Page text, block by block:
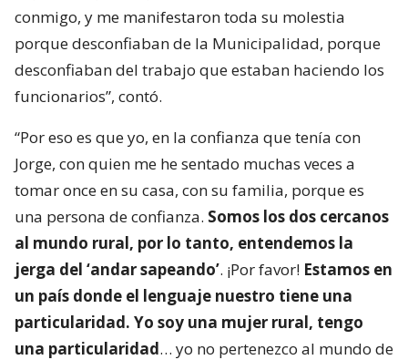
conmigo, y me manifestaron toda su molestia
porque desconfiaban de la Municipalidad, porque
desconfiaban del trabajo que estaban haciendo los
funcionarios”, contó.
“Por eso es que yo, en la confianza que tenía con
Jorge, con quien me he sentado muchas veces a
tomar once en su casa, con su familia, porque es
una persona de confianza. Somos los dos cercanos
al mundo rural, por lo tanto, entendemos la
jerga del ‘andar sapeando’. ¡Por favor! Estamos en
un país donde el lenguaje nuestro tiene una
particularidad. Yo soy una mujer rural, tengo
una particularidad… yo no pertenezco al mundo de